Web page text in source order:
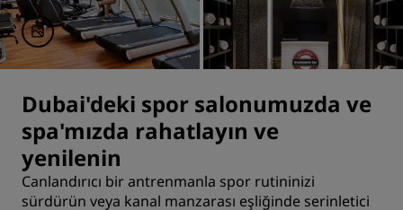
Dubai'deki spor salonumuzda ve
spa'mızda rahatlayın ve
yenilenin
Canlandırıcı bir antrenmanla spor rutininizi
sürdürün veya kanal manzarası eşliğinde serinletici